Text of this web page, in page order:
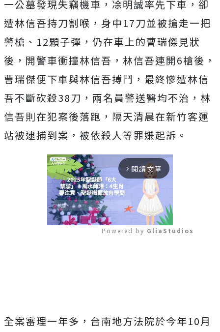
一公墓發現失竊機車，凃明誠率先下車，卻
遭林信吾持刀割喉，身中17刀並被搶走一把
警槍、12顆子彈，仍在車上的曹瑞傑見狀
後，開警車衝撞林信吾，林信吾連開6槍後，
曹瑞傑便下車與林信吾搏鬥，最終慘遭林信
吾不斷砍殺38刀，兩名員警送醫均不治，林
信吾則在犯案後落跑，隔天清晨在新竹客運
站被逮捕到案，被依殺人等罪嫌起訴。
arrow_forward_ios 閱讀文章
Powered by GliaStudios
全案審理一年多，台南地方法院於今年10月